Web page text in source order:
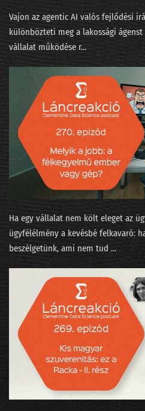
238 - A nyelvmodell
236 - Kikutattuk a
235 - Mindenki elhagy
232 - State of AI 2025,
231 - Amikor üvölteni
228 - Arcra érkezés
227 - Eljön-e a 100%-
225 - Van-e AI az LLM-en
Vajon az agentic AI valós fejlődési
különbözteti meg a lakossági
vállalat működése r...
Ha egy vállalat nem költ eleget az
ügyfélélmény a kevésbé felkavaró:
beszélgetünk, ami nem tud ...